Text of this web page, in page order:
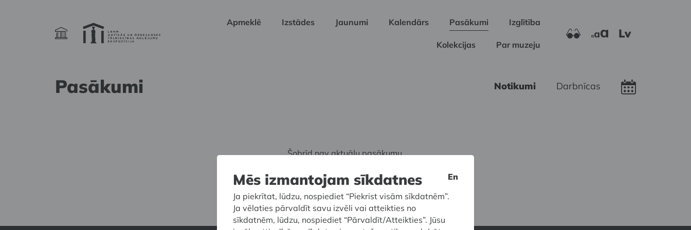
Apmeklē Izstādes Jaunumi Kalendārs Pasākumi Izglītība
Kolekcijas Par muzeju
Lv
Pasākumi Notikumi Darbnīcas
Šobrīd nav aktuālu pasākumu.
En
Mēs izmantojam sīkdatnes
Ja piekrītat, lūdzu, nospiediet “Piekrist visām sīkdatnēm”.
Ja vēlaties pārvaldīt savu izvēli vai atteikties no
sīkdatnēm, lūdzu, nospiediet “Pārvaldīt/Atteikties”. Jūsu